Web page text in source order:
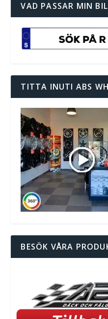
VAD PASSAR MIN
TITTA INUTI ABS
BESÖK VÅRA